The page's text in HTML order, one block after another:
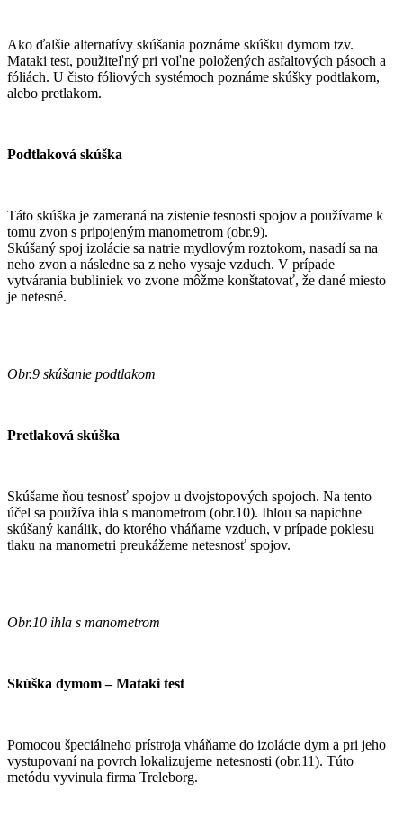
Ako ďalšie alternatívy skúšania poznáme skúšku dymom tzv.
Mataki test, použiteľný pri voľne položených asfaltových pásoch a
fóliách. U čisto fóliových systémoch poznáme skúšky podtlakom,
alebo pretlakom.
Podtlaková skúška
Táto skúška je zameraná na zistenie tesnosti spojov a používame k
tomu zvon s pripojeným manometrom (obr.9).
Skúšaný spoj izolácie sa natrie mydlovým roztokom, nasadí sa na
neho zvon a následne sa z neho vysaje vzduch. V prípade
vytvárania bubliniek vo zvone môžme konštatovať, že dané miesto
je netesné.
Obr.9 skúšanie podtlakom
Pretlaková skúška
Skúšame ňou tesnosť spojov u dvojstopových spojoch. Na tento
účel sa používa ihla s manometrom (obr.10). Ihlou sa napichne
skúšaný kanálik, do ktorého vháňame vzduch, v prípade poklesu
tlaku na manometri preukážeme netesnosť spojov.
Obr.10 ihla s manometrom
Skúška dymom – Mataki test
Pomocou špeciálneho prístroja vháňame do izolácie dym a pri jeho
vystupovaní na povrch lokalizujeme netesnosti (obr.11). Túto
metódu vyvinula firma Treleborg.